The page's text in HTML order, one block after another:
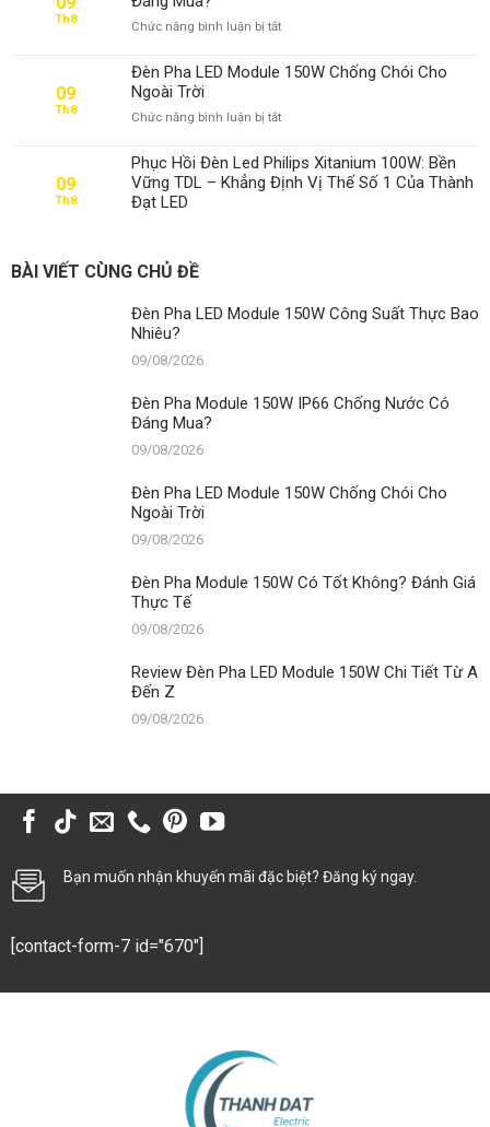
Nhiêu?
Th8
Chức năng bình luận bị tắtở
Pha
Module
IP66
Nước
Có
Đáng
09
Th8
Đèn Pha LED Module 150W Chống Chói Cho
Ngoài Trời
Chức năng bình luận bị tắtở
Pha
LED
Module
09
Th8
Phục Hồi Đèn Led Philips Xitanium 100W: Bền
Vững TDL – Khẳng Định Vị Thế Số 1 Của Thành
Đạt LED
BÀI VIẾT CÙNG CHỦ ĐỀ
Đèn Pha LED Module 150W Công Suất Thực Bao
Nhiêu?
09/08/2026
Đèn Pha Module 150W IP66 Chống Nước Có
Đáng Mua?
09/08/2026
Đèn Pha LED Module 150W Chống Chói Cho
Ngoài Trời
09/08/2026
Đèn Pha Module 150W Có Tốt Không? Đánh Giá
Thực Tế
09/08/2026
Review Đèn Pha LED Module 150W Chi Tiết Từ A
Đến Z
09/08/2026
Bạn muốn nhận khuyến mãi đặc biệt? Đăng ký ngay.
[contact-form-7 id="670"]